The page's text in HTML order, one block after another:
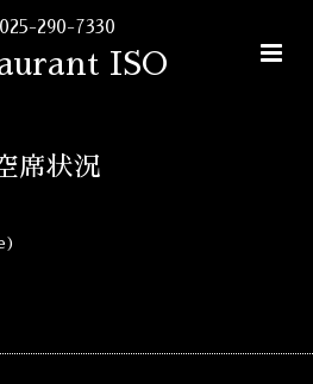
290-7330
ISO
席状況